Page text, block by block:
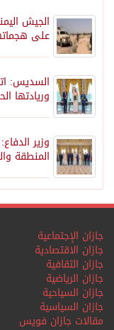
الجيش
على
السديس:
وريادتها
وزير
المنطقة
جازان الإجتماعية
جازان الاقتصادية
جازان الثقافية
جازان الرياضية
جازان السياحية
جازان السياسية
مقالات جازان فويس